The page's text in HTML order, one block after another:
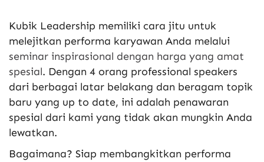
Kubik Leadership memiliki cara jitu untuk
melejitkan performa karyawan Anda melalui
seminar inspirasional dengan harga yang amat
spesial. Dengan 4 orang professional speakers
dari berbagai latar belakang dan beragam topik
baru yang up to date, ini adalah penawaran
spesial dari kami yang tidak akan mungkin Anda
lewatkan.
Bagaimana? Siap membangkitkan performa